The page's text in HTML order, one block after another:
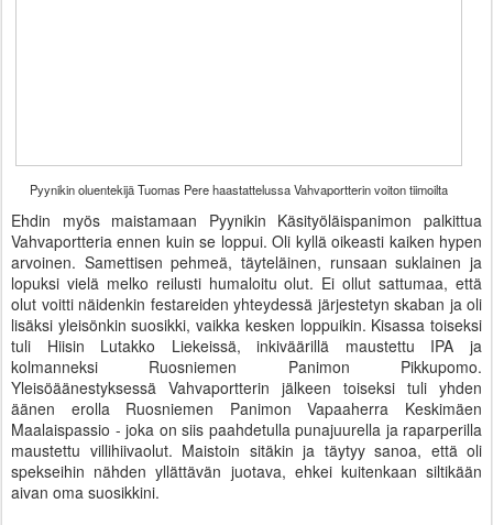
Pyynikin oluentekijä Tuomas Pere haastattelussa Vahvaportterin voiton tiimoilta
Ehdin myös maistamaan Pyynikin Käsityöläispanimon palkittua
Vahvaportteria ennen kuin se loppui. Oli kyllä oikeasti kaiken hypen
arvoinen. Samettisen pehmeä, täyteläinen, runsaan suklainen ja
lopuksi vielä melko reilusti humaloitu olut. Ei ollut sattumaa, että
olut voitti näidenkin festareiden yhteydessä järjestetyn skaban ja oli
lisäksi yleisönkin suosikki, vaikka kesken loppuikin. Kisassa toiseksi
tuli Hiisin Lutakko Liekeissä, inkiväärillä maustettu IPA ja
kolmanneksi Ruosniemen Panimon Pikkupomo.
Yleisöäänestyksessä Vahvaportterin jälkeen toiseksi tuli yhden
äänen erolla Ruosniemen Panimon Vapaaherra Keskimäen
Maalaispassio - joka on siis paahdetulla punajuurella ja raparperilla
maustettu villihiivaolut. Maistoin sitäkin ja täytyy sanoa, että oli
spekseihin nähden yllättävän juotava, ehkei kuitenkaan siltikään
aivan oma suosikkini.